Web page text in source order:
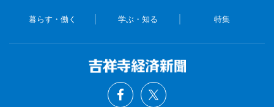
暮らす・働く 学ぶ・知る 特集